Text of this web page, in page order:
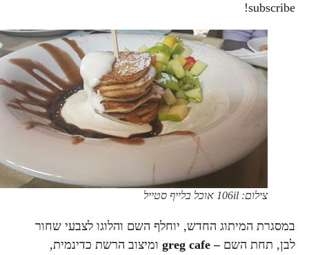
subscribe!
צילום: 106il אוכל בלייף סטייל
במסגרת המיתוג החדש, יוחלף השם והלוגו לצבעי שחור
לבן, תחת השם–
greg cafeומיצוב הרשת כדינמית,